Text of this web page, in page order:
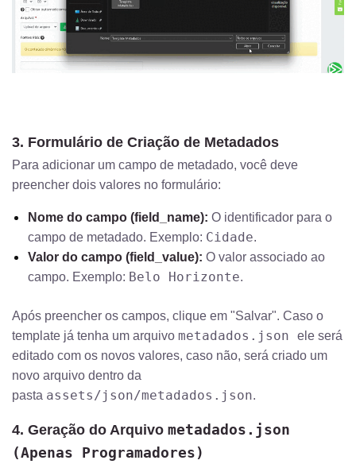
3. Formulário de Criação de Metadados
Para adicionar um campo de metadado, você deve
preencher dois valores no formulário:
Nome do campo (field_name): O identificador para o
campo de metadado. Exemplo: Cidade.
Valor do campo (field_value): O valor associado ao
campo. Exemplo: Belo Horizonte.
Após preencher os campos, clique em "Salvar". Caso o
template já tenha um arquivo metadados.json ele será
editado com os novos valores, caso não, será criado um
novo arquivo dentro da
pasta assets/json/metadados.json.
4. Geração do Arquivo metadados.json
(Apenas Programadores)